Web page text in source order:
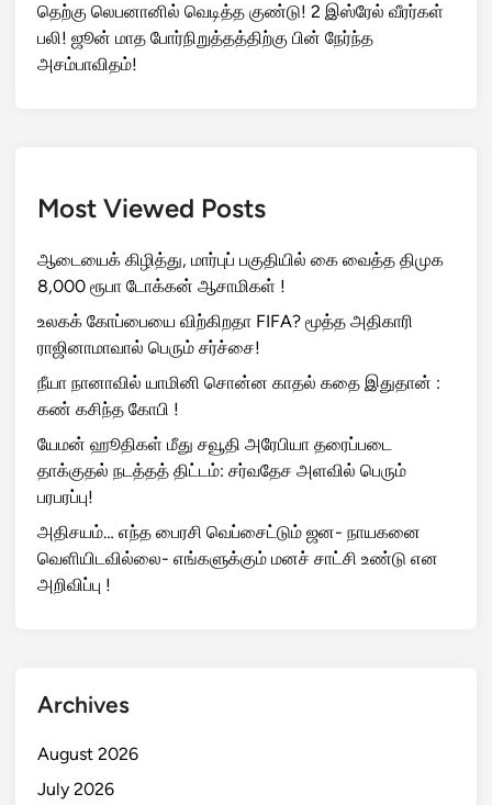
தெற்கு லெபனானில் வெடித்த குண்டு! 2 இஸ்ரேல் வீரர்கள்
பலி! ஜூன் மாத போர்நிறுத்தத்திற்கு பின் நேர்ந்த
அசம்பாவிதம்!
Most Viewed Posts
ஆடையைக் கிழித்து, மார்புப் பகுதியில் கை வைத்த திமுக
8,000 ரூபா டோக்கன் ஆசாமிகள் !
உலகக் கோப்பையை விற்கிறதா FIFA? மூத்த அதிகாரி
ராஜினாமாவால் பெரும் சர்ச்சை!
நீயா நானாவில் யாமினி சொன்ன காதல் கதை இதுதான் :
கண் கசிந்த கோபி !
யேமன் ஹூதிகள் மீது சவூதி அரேபியா தரைப்படை
தாக்குதல் நடத்தத் திட்டம்: சர்வதேச அளவில் பெரும்
பரபரப்பு!
அதிசயம்… எந்த பைரசி வெப்சைட்டும் ஜன- நாயகனை
வெளியிடவில்லை- எங்களுக்கும் மனச் சாட்சி உண்டு என
அறிவிப்பு !
Archives
August 2026
July 2026